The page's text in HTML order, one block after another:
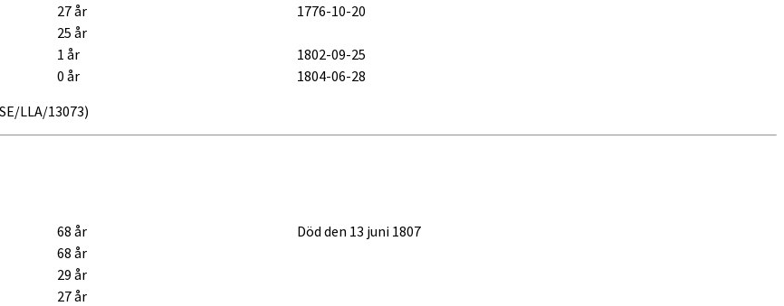
27 år
1776-10-20
25 år
1 år
1802-09-25
0 år
1804-06-28
LLA/13073)
68 år
Död den 13 juni 1807
68 år
29 år
27 år